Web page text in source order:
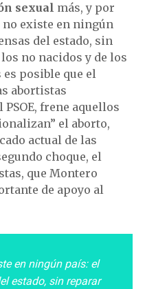
sexual más, y por
no existe en ningún
del estado, sin
no nacidos y de los
es posible que el
abortistas
frene aquellos
el aborto,
actual de las
choque, el
que Montero
de apoyo al
en ningún país: el
estado, sin reparar